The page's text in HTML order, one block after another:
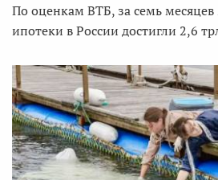
По оценкам ВТБ, за семь
ипотеки в России достигли 2,6